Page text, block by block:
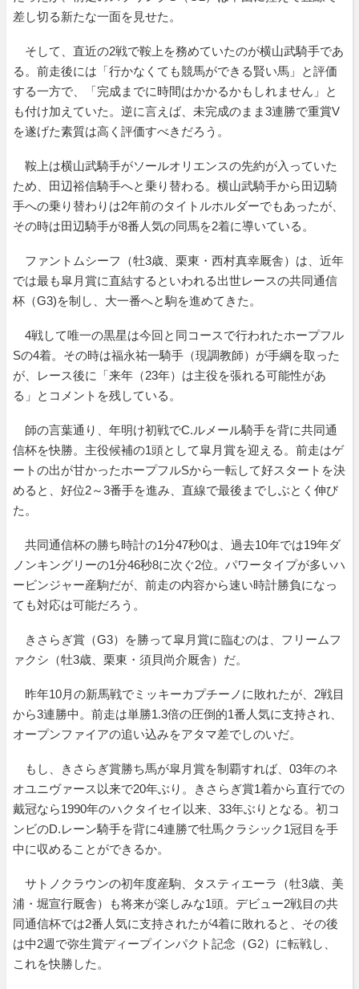
差し切る新たな一面を見せた。
そして、直近の2戦で鞍上を務めていたのが横山武騎手であ
る。前走後には「行かなくても競馬ができる賢い馬」と評価
する一方で、「完成までに時間はかかるかもしれません」と
も付け加えていた。逆に言えば、未完成のまま3連勝で重賞V
を遂げた素質は高く評価すべきだろう。
鞍上は横山武騎手がソールオリエンスの先約が入っていた
ため、田辺裕信騎手へと乗り替わる。横山武騎手から田辺騎
手への乗り替わりは2年前のタイトルホルダーでもあったが、
その時は田辺騎手が8番人気の同馬を2着に導いている。
ファントムシーフ（牡3歳、栗東・西村真幸厩舎）は、近年
では最も皐月賞に直結するといわれる出世レースの共同通信
杯（G3)を制し、大一番へと駒を進めてきた。
4戦して唯一の黒星は今回と同コースで行われたホープフル
Sの4着。その時は福永祐一騎手（現調教師）が手綱を取った
が、レース後に「来年（23年）は主役を張れる可能性があ
る」とコメントを残している。
師の言葉通り、年明け初戦でC.ルメール騎手を背に共同通
信杯を快勝。主役候補の1頭として皐月賞を迎える。前走はゲ
ートの出が甘かったホープフルSから一転して好スタートを決
めると、好位2～3番手を進み、直線で最後までしぶとく伸び
た。
共同通信杯の勝ち時計の1分47秒0は、過去10年では19年ダ
ノンキングリーの1分46秒8に次ぐ2位。パワータイプが多いハ
ービンジャー産駒だが、前走の内容から速い時計勝負になっ
ても対応は可能だろう。
きさらぎ賞（G3）を勝って皐月賞に臨むのは、フリームフ
ァクシ（牡3歳、栗東・須貝尚介厩舎）だ。
昨年10月の新馬戦でミッキーカプチーノに敗れたが、2戦目
から3連勝中。前走は単勝1.3倍の圧倒的1番人気に支持され、
オープンファイアの追い込みをアタマ差でしのいだ。
もし、きさらぎ賞勝ち馬が皐月賞を制覇すれば、03年のネ
オユニヴァース以来で20年ぶり。きさらぎ賞1着から直行での
戴冠なら1990年のハクタイセイ以来、33年ぶりとなる。初コ
ンビのD.レーン騎手を背に4連勝で牡馬クラシック1冠目を手
中に収めることができるか。
サトノクラウンの初年度産駒、タスティエーラ（牡3歳、美
浦・堀宣行厩舎）も将来が楽しみな1頭。デビュー2戦目の共
同通信杯では2番人気に支持されたが4着に敗れると、その後
は中2週で弥生賞ディープインパクト記念（G2）に転戦し、
これを快勝した。